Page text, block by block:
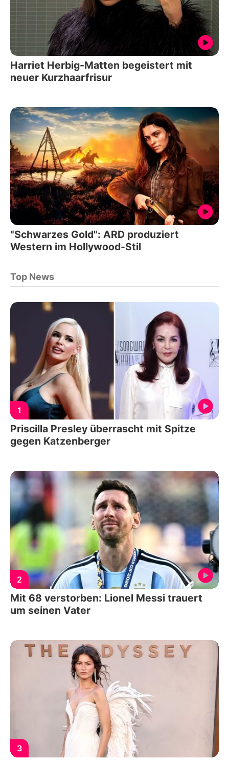
Harriet Herbig-Matten begeistert mit
neuer Kurzhaarfrisur
"Schwarzes Gold": ARD produziert
Western im Hollywood-Stil
Top News
1
Priscilla Presley überrascht mit Spitze
gegen Katzenberger
2
Mit 68 verstorben: Lionel Messi trauert
um seinen Vater
3